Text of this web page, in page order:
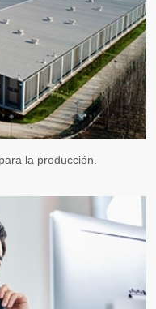
la producción.